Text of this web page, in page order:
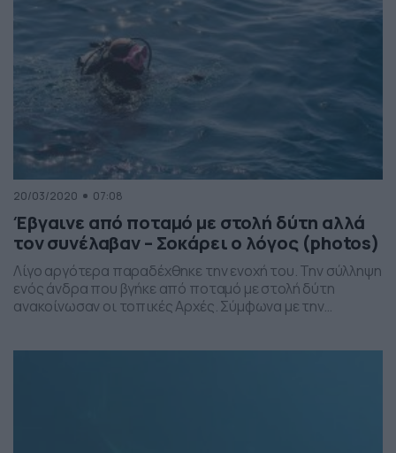
20/03/2020 07:08
Έβγαινε από ποταμό με στολή δύτη αλλά
τον συνέλαβαν – Σοκάρει ο λόγος (photos)
Λίγο αργότερα παραδέχθηκε την ενοχή του. Την σύλληψη
ενός άνδρα που βγήκε από ποταμό με στολή δύτη
ανακοίνωσαν οι τοπικές Αρχές. Σύμφωνα με την